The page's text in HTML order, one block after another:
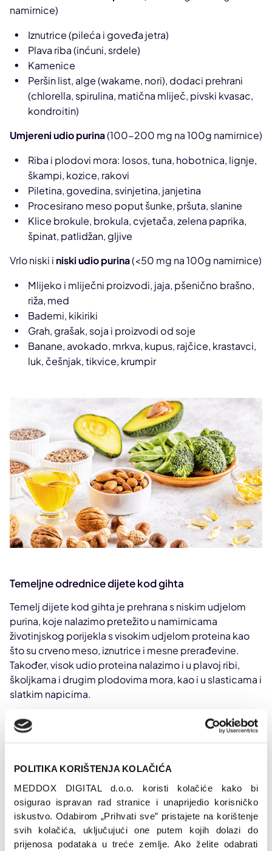
POLITIKA KORIŠTENJA KOLAČIĆA
MEDDOX DIGITAL d.o.o. koristi kolačiće kako bi
osigurao ispravan rad stranice i unaprijedio korisničko
iskustvo. Odabirom „Prihvati sve” pristajete na korištenje
svih kolačića, uključujući one putem kojih dolazi do
prijenosa podataka u treće zemlje. Ako želite odabrati
namirnice)
Iznutrice (pileća i goveđa jetra)
Plava riba (inćuni, srdele)
Kamenice
Peršin list, alge (wakame, nori), dodaci prehrani
(chlorella, spirulina, matična mliječ, pivski kvasac,
kondroitin)
Umjereni udio purina(100-200 mg na 100g namirnice)
Riba i plodovi mora: losos, tuna, hobotnica, lignje,
škampi, kozice, rakovi
Piletina, govedina, svinjetina, janjetina
Procesirano meso poput šunke, pršuta, slanine
Klice brokule, brokula, cvjetača, zelena paprika,
špinat, patlidžan, gljive
Vrlo niski i niski udio purina(<50 mg na 100g namirnice)
Mlijeko i mliječni proizvodi, jaja, pšenično brašno,
riža, med
Bademi, kikiriki
Grah, grašak, soja i proizvodi od soje
Banane, avokado, mrkva, kupus, rajčice, krastavci,
luk, češnjak, tikvice, krumpir
Temeljne odrednice dijete kod gihta
Temelj dijete kod gihta je prehrana s niskim udjelom
purina, koje nalazimo pretežito u namirnicama
životinjskog porijekla s visokim udjelom proteina kao
što su crveno meso, iznutrice i mesne prerađevine.
Također, visok udio proteina nalazimo i u plavoj ribi,
školjkama i drugim plodovima mora, kao i u slasticama i
slatkim napicima.
Koje bi namirnice trebalo u potpunosti izbjegavati ako
iznutrice, plodovi mora
Alkohol (posebice pivo i žestoka alkoholna pića)
Šećeri (slastice i napitci s fruktoznim sirupom)
Kvasac i jela koja obiluju kvascem